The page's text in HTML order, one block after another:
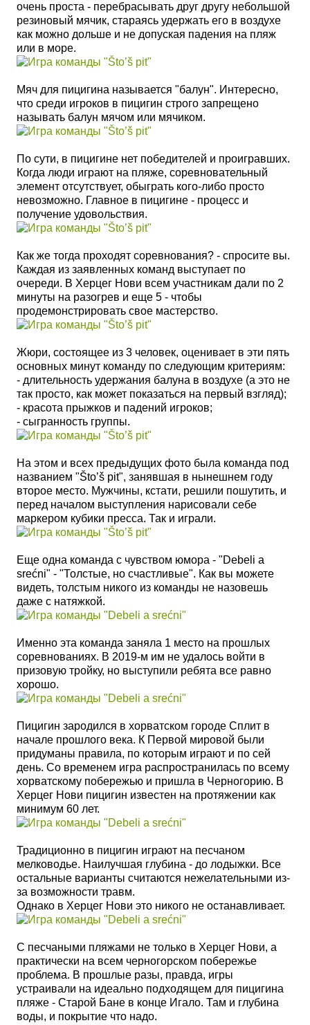
очень проста - перебрасывать друг другу небольшой
резиновый мячик, стараясь удержать его в воздухе
как можно дольше и не допуская падения на пляж
или в море.
Мяч для пицигина называется "балун". Интересно,
что среди игроков в пицигин строго запрещено
называть балун мячом или мячиком.
По сути, в пицигине нет победителей и проигравших.
Когда люди играют на пляже, соревновательный
элемент отсутствует, обыграть кого-либо просто
невозможно. Главное в пицигине - процесс и
получение удовольствия.
Как же тогда проходят соревнования? - спросите вы.
Каждая из заявленных команд выступает по
очереди. В Херцег Нови всем участникам дали по 2
минуты на разогрев и еще 5 - чтобы
продемонстрировать свое мастерство.
Жюри, состоящее из 3 человек, оценивает в эти пять
основных минут команду по следующим критериям:
- длительность удержания балуна в воздухе (а это не
так просто, как может показаться на первый взгляд);
- красота прыжков и падений игроков;
- сыгранность группы.
На этом и всех предыдущих фото была команда под
названием "Što’š pit", занявшая в нынешнем году
второе место. Мужчины, кстати, решили пошутить, и
перед началом выступления нарисовали себе
маркером кубики пресса. Так и играли.
Еще одна команда с чувством юмора - "Debeli a
srećni" - "Толстые, но счастливые". Как вы можете
видеть, толстым никого из команды не назовешь
даже с натяжкой.
Именно эта команда заняла 1 место на прошлых
соревнованиях. В 2019-м им не удалось войти в
призовую тройку, но выступили ребята все равно
хорошо.
Пицигин зародился в хорватском городе Сплит в
начале прошлого века. К Первой мировой были
придуманы правила, по которым играют и по сей
день. Со временем игра распространилась по всему
хорватскому побережью и пришла в Черногорию. В
Херцег Нови пицигин известен на протяжении как
минимум 60 лет.
Традиционно в пицигин играют на песчаном
мелководье. Наилучшая глубина - до лодыжки. Все
остальные варианты считаются нежелательными из-
за возможности травм.
Однако в Херцег Нови это никого не останавливает.
С песчаными пляжами не только в Херцег Нови, а
практически на всем черногорском побережье
проблема. В прошлые разы, правда, игры
устраивали на идеально подходящем для пицигина
пляже - Старой Бане в конце Игало. Там и глубина
воды, и покрытие что надо.